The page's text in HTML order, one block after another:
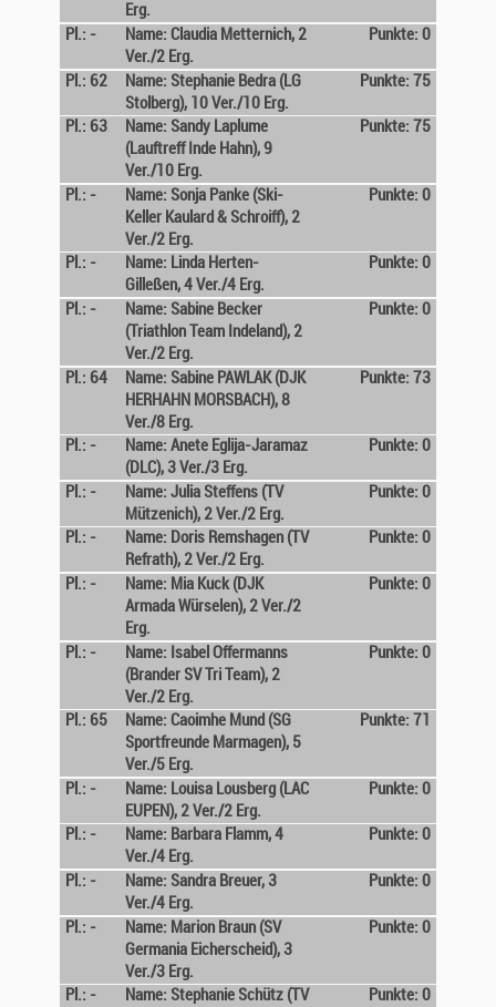
Erg.
Pl.: -
Name: Claudia Metternich, 2
Ver./2 Erg.
Punkte: 0
Pl.: 62
Name: Stephanie Bedra (LG
Stolberg), 10 Ver./10 Erg.
Punkte: 75
Pl.: 63
Name: Sandy Laplume
(Lauftreff Inde Hahn), 9
Ver./10 Erg.
Punkte: 75
Pl.: -
Name: Sonja Panke (Ski-
Keller Kaulard & Schroiff), 2
Ver./2 Erg.
Punkte: 0
Pl.: -
Name: Linda Herten-
Gilleßen, 4 Ver./4 Erg.
Punkte: 0
Pl.: -
Name: Sabine Becker
(Triathlon Team Indeland), 2
Ver./2 Erg.
Punkte: 0
Pl.: 64
Name: Sabine PAWLAK (DJK
HERHAHN MORSBACH), 8
Ver./8 Erg.
Punkte: 73
Pl.: -
Name: Anete Eglija-Jaramaz
(DLC), 3 Ver./3 Erg.
Punkte: 0
Pl.: -
Name: Julia Steffens (TV
Mützenich), 2 Ver./2 Erg.
Punkte: 0
Pl.: -
Name: Doris Remshagen (TV
Refrath), 2 Ver./2 Erg.
Punkte: 0
Pl.: -
Name: Mia Kuck (DJK
Armada Würselen), 2 Ver./2
Erg.
Punkte: 0
Pl.: -
Name: Isabel Offermanns
(Brander SV Tri Team), 2
Ver./2 Erg.
Punkte: 0
Pl.: 65
Name: Caoimhe Mund (SG
Sportfreunde Marmagen), 5
Ver./5 Erg.
Punkte: 71
Pl.: -
Name: Louisa Lousberg (LAC
EUPEN), 2 Ver./2 Erg.
Punkte: 0
Pl.: -
Name: Barbara Flamm, 4
Ver./4 Erg.
Punkte: 0
Pl.: -
Name: Sandra Breuer, 3
Ver./4 Erg.
Punkte: 0
Pl.: -
Name: Marion Braun (SV
Germania Eicherscheid), 3
Ver./3 Erg.
Punkte: 0
Pl.: -
Name: Stephanie Schütz (TV
Punkte: 0